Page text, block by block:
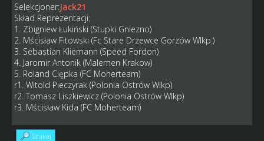
Selekcjoner:Jack21
Skład Reprezentacji:
1. Zbigniew Łukiński (Stupki Gniezno)
2. Mścisław Fitowski (Fc Stare Drzewce Gorzów Wlkp.)
3. Sebastian Kliemann (Speed Fordon)
4. Jaromir Antonik (Malemen Krakow)
5. Roland Ciępka (FC Moherteam)
r1. Witold Pieczyrak (Polonia Ostrów Wlkp)
r2. Tomasz Liszkiewicz (Polonia Ostrów Wlkp)
r3. Mścisław Kida (FC Moherteam)
Szukaj